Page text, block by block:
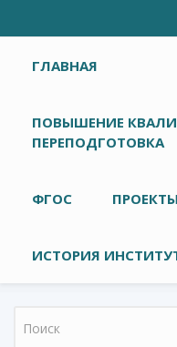
Главное меню
ГЛАВНАЯ
ПОВЫШЕНИЕ
ПЕРЕПОДГОТОВКА
ФГОС ПРОЕКТЫ
ИСТОРИЯ
Форма поиска